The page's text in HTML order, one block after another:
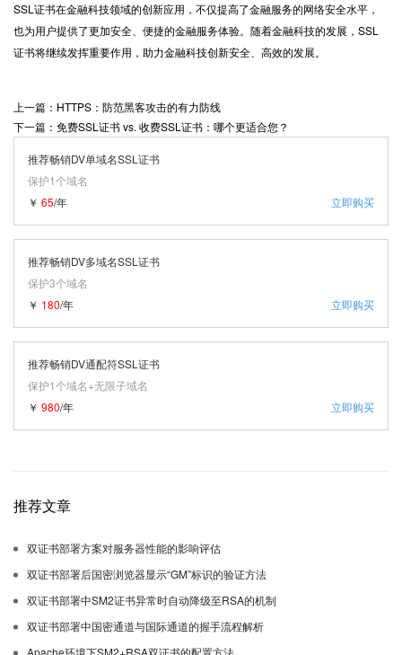
SSL证书在金融科技领域的创新应用，不仅提高了金融服务的网络安全水平，
也为用户提供了更加安全、便捷的金融服务体验。随着金融科技的发展，SSL
证书将继续发挥重要作用，助力金融科技创新安全、高效的发展。
上一篇：HTTPS：防范黑客攻击的有力防线
下一篇：免费SSL证书 vs. 收费SSL证书：哪个更适合您？
推荐畅销DV单域名SSL证书
保护1个域名
立即购买
￥ 65/年
推荐畅销DV多域名SSL证书
保护3个域名
立即购买
￥ 180/年
推荐畅销DV通配符SSL证书
保护1个域名+无限子域名
立即购买
￥ 980/年
推荐文章
双证书部署方案对服务器性能的影响评估
双证书部署后国密浏览器显示“GM”标识的验证方法
双证书部署中SM2证书异常时自动降级至RSA的机制
双证书部署中国密通道与国际通道的握手流程解析
Apache环境下SM2+RSA双证书的配置方法